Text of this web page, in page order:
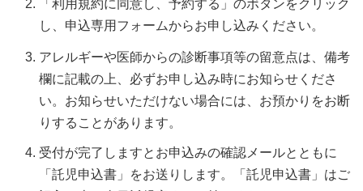
「利用規約に同意し、予約する」のボタンをクリック
し、申込専用フォームからお申し込みください。
アレルギーや医師からの診断事項等の留意点は、備考
欄に記載の上、必ずお申し込み時にお知らせくださ
い。お知らせいただけない場合には、お預かりをお断
りすることがあります。
受付が完了しますとお申込みの確認メールとともに
「託児申込書」をお送りします。「託児申込書」はご